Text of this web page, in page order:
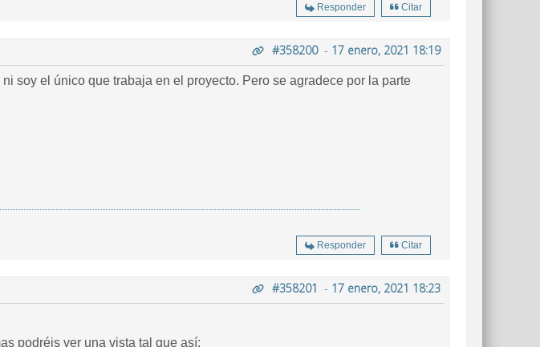
Responder Citar
#358200- 17 enero, 2021 18:19
soy el único que trabaja en el proyecto. Pero se agradece por la parte
Responder Citar
#358201 - 17 enero, 2021 18:23
podréis ver una vista tal que así: